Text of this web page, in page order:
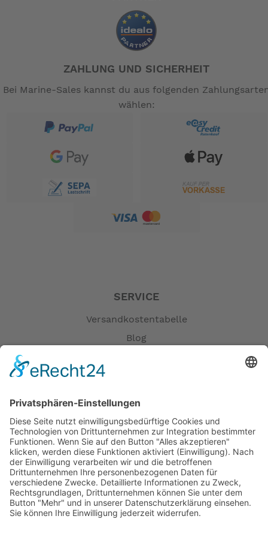
ZAHLUNG UND SICHERHEIT
Bei Marine-Sales kannst du aus folgenden
wählen:
SERVICE
Versandkostentabelle
Blog
Versandpartner
Verfügbarkeiten
Zahlung und Versand
Datenschutz
Fernabsatz